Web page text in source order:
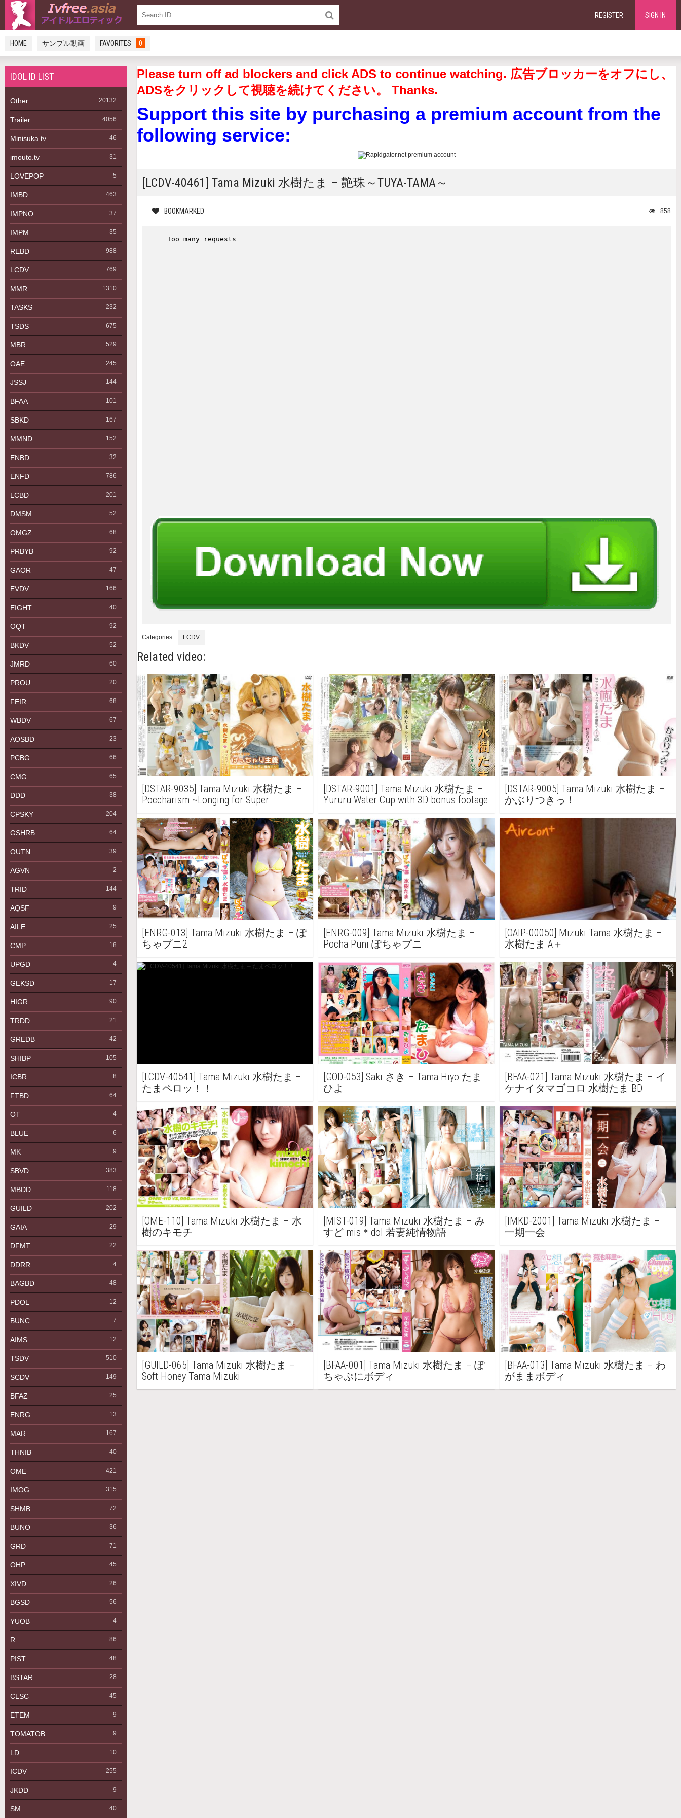
REGISTER SIGN IN
HOME サンプル動画 FAVORITES 0
IDOL ID LIST
Other 20132
Trailer 4056
Minisuka.tv 46
imouto.tv 31
LOVEPOP 5
IMBD 463
IMPNO 37
IMPM 35
REBD 988
LCDV 769
MMR 1310
TASKS 232
TSDS 675
MBR 529
OAE 245
JSSJ 144
BFAA 101
SBKD 167
MMND 152
ENBD 32
ENFD 786
LCBD 201
DMSM 52
OMGZ 68
PRBYB 92
GAOR 47
EVDV 166
EIGHT 40
OQT 92
BKDV 52
JMRD 60
PROU 20
FEIR 68
WBDV 67
AOSBD 23
PCBG 66
CMG 65
DDD 38
CPSKY 204
GSHRB 64
OUTN 39
AGVN 2
TRID 144
AQSF 9
AILE 25
CMP 18
UPGD 4
GEKSD 17
HIGR 90
TRDD 21
GREDB 42
SHIBP 105
ICBR 8
FTBD 64
OT 4
BLUE 6
MK 9
SBVD 383
MBDD 118
GUILD 202
GAIA 29
DFMT 22
DDRR 4
BAGBD 48
PDOL 12
BUNC 7
AIMS 12
TSDV 510
SCDV 149
BFAZ 25
ENRG 13
MAR 167
THNIB 40
OME 421
IMOG 315
SHMB 72
BUNO 36
GRD 71
OHP 45
XIVD 26
BGSD 56
YUOB 4
R 86
PIST 48
BSTAR 28
CLSC 45
ETEM 9
TOMATOB 9
LD 10
ICDV 255
JKDD 9
SM 40
Please turn off ad blockers and click ADS to continue watching. 広告ブロッカーをオフにし、
ADSをクリックして視聴を続けてください。 Thanks.
Support this site by purchasing a premium account from the
following service:
[LCDV-40461] Tama Mizuki 水樹たま – 艶珠～TUYA-TAMA～
BOOKMARKED 858
Categories: LCDV
Related video:
[DSTAR-9035] Tama Mizuki 水樹たま –
Poccharism ~Longing for Super
ぽちゃ子に憧れて～
[DSTAR-9001] Tama Mizuki 水樹たま –
Yururu Water Cup with 3D bonus footage
り
[DSTAR-9005] Tama Mizuki 水樹たま –
かぶりつきっ！
[ENRG-013] Tama Mizuki 水樹たま – ぽ
ちゃプニ2
[ENRG-009] Tama Mizuki 水樹たま –
Pocha Puni ぽちゃプニ
[OAIP-00050] Mizuki Tama 水樹たま –
水樹たま A＋
[LCDV-40541] Tama Mizuki 水樹たま –
たまペロッ！！
[GOD-053] Saki さき – Tama Hiyo たま
ひよ
[BFAA-021] Tama Mizuki 水樹たま – イ
ケナイタマゴコロ 水樹たま BD
[OME-110] Tama Mizuki 水樹たま – 水
樹のキモチ
[MIST-019] Tama Mizuki 水樹たま – み
すど mis＊dol 若妻純情物語
[IMKD-2001] Tama Mizuki 水樹たま –
一期一会
[GUILD-065] Tama Mizuki 水樹たま –
Soft Honey Tama Mizuki
[BFAA-001] Tama Mizuki 水樹たま – ぽ
ちゃぷにボディ
[BFAA-013] Tama Mizuki 水樹たま – わ
がままボディ